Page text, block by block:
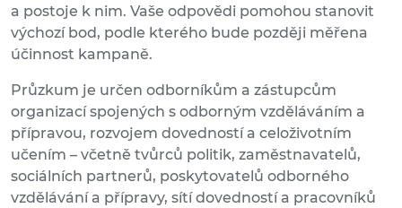
a postoje k nim. Vaše odpovědi pomohou stanovit
výchozí bod, podle kterého bude později měřena
účinnost kampaně.
Průzkum je určen odborníkům a zástupcům
organizací spojených s odborným vzděláváním a
přípravou, rozvojem dovedností a celoživotním
učením – včetně tvůrců politik, zaměstnavatelů,
sociálních partnerů, poskytovatelů odborného
vzdělávání a přípravy, sítí dovedností a pracovníků